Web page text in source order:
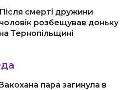
Після смерті дружини
чоловік розбещував доньку
на Тернопільщині
пара загинула в